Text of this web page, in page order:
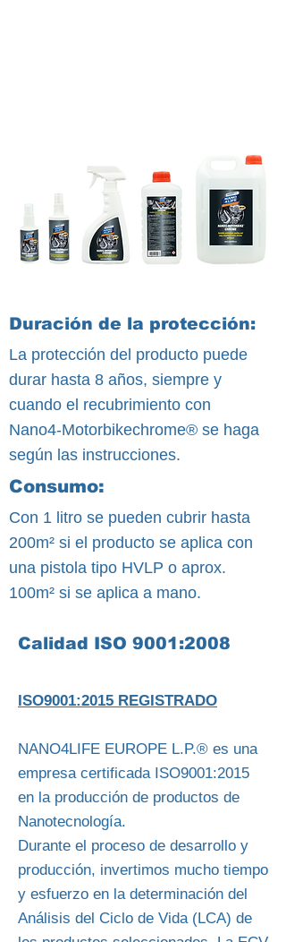
Duración de la protección:
La protección del producto puede
durar hasta 8 años, siempre y
cuando el recubrimiento con
Nano4-Motorbikechrome® se haga
según las instrucciones.
Consumo:
Con 1 litro se pueden cubrir hasta
200m² si el producto se aplica con
una pistola tipo HVLP o aprox.
100m² si se aplica a mano.
Calidad ISO 9001:2008
ISO9001:2015 REGISTRADO
NANO4LIFE EUROPE L.P.® es una
empresa certificada ISO9001:2015
en la producción de productos de
Nanotecnología.
Durante el proceso de desarrollo y
producción, invertimos mucho tiempo
y esfuerzo en la determinación del
Análisis del Ciclo de Vida (LCA) de